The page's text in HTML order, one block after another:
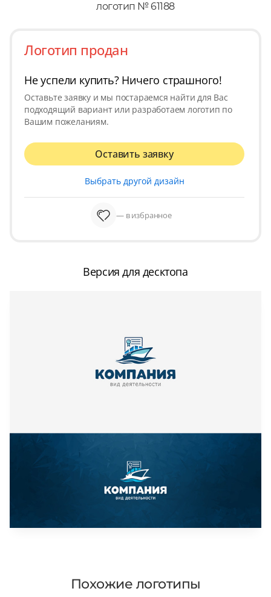
логотип № 61188
Логотип продан
Не успели купить? Ничего страшного!
Оставьте заявку и мы постараемся найти для Вас
подходящий вариант или разработаем логотип по
Вашим пожеланиям.
Оставить заявку
Выбрать другой дизайн
— в избранное
Версия для десктопа
Похожие логотипы